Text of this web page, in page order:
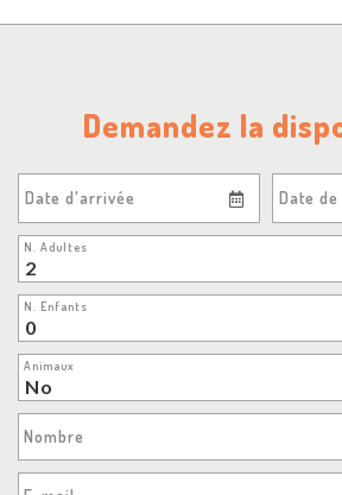
Demandez la
Date d'arrivée Date
N. Adultes
N. Enfants
Animaux
Nombre